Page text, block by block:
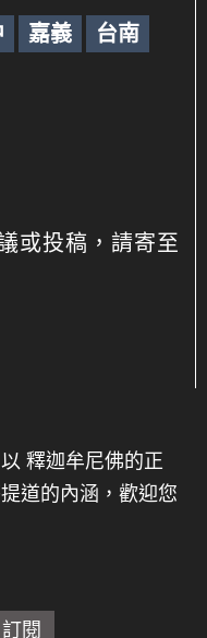
嘉義 台南
或投稿，請寄至
釋迦牟尼佛的正
道的內涵，歡迎您